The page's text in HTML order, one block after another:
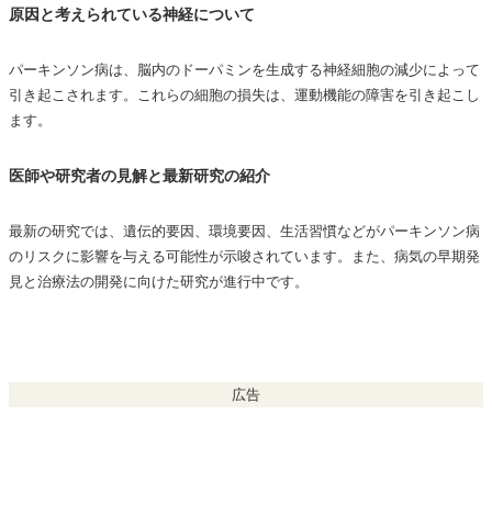
原因と考えられている神経について
パーキンソン病は、脳内のドーパミンを生成する神経細胞の減少によって
引き起こされます。これらの細胞の損失は、運動機能の障害を引き起こし
ます。
医師や研究者の見解と最新研究の紹介
最新の研究では、遺伝的要因、環境要因、生活習慣などがパーキンソン病
のリスクに影響を与える可能性が示唆されています。また、病気の早期発
見と治療法の開発に向けた研究が進行中です。
広告